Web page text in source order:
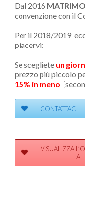
Dal 2016
convenzione con il
Per il 2018/2019
piacervi:
Se scegliete un
prezzo più piccolo
15% in meno (
CONTATTACI
VISUALIZZA
AL